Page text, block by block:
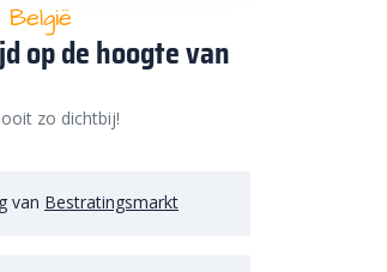
op de hoogte van
zo dichtbij!
van Bestratingsmarkt